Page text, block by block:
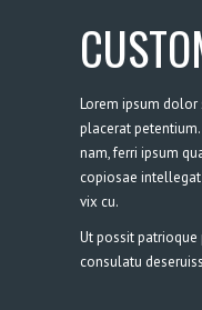
Lorem ipsum dolor
placerat
nam, ferri ipsum
copiosae
vix cu.
Ut possit patrioque
consulatu